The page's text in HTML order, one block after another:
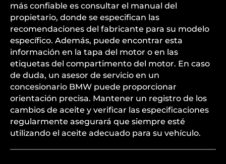
más confiable es consultar el manual del
propietario, donde se especifican las
recomendaciones del fabricante para su modelo
específico. Además, puede encontrar esta
información en la tapa del motor o en las
etiquetas del compartimento del motor. En caso
de duda, un asesor de servicio en un
concesionario BMW puede proporcionar
orientación precisa. Mantener un registro de los
cambios de aceite y verificar las especificaciones
regularmente asegurará que siempre esté
utilizando el aceite adecuado para su vehículo.